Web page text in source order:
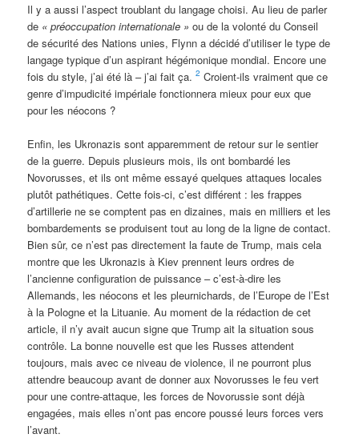
Il y a aussi l’aspect troublant du langage choisi. Au lieu de parler
de « préoccupation internationale » ou de la volonté du Conseil
de sécurité des Nations unies, Flynn a décidé d’utiliser le type de
langage typique d’un aspirant hégémonique mondial. Encore une
fois du style, j’ai été là – j’ai fait ça.2 Croient-ils vraiment que ce
genre d’impudicité impériale fonctionnera mieux pour eux que
pour les néocons ?
Enfin, les Ukronazis sont apparemment de retour sur le sentier
de la guerre. Depuis plusieurs mois, ils ont bombardé les
Novorusses, et ils ont même essayé quelques attaques locales
plutôt pathétiques. Cette fois-ci, c’est différent : les frappes
d’artillerie ne se comptent pas en dizaines, mais en milliers et les
bombardements se produisent tout au long de la ligne de contact.
Bien sûr, ce n’est pas directement la faute de Trump, mais cela
montre que les Ukronazis à Kiev prennent leurs ordres de
l’ancienne configuration de puissance – c’est-à-dire les
Allemands, les néocons et les pleurnichards, de l’Europe de l’Est
à la Pologne et la Lituanie. Au moment de la rédaction de cet
article, il n’y avait aucun signe que Trump ait la situation sous
contrôle. La bonne nouvelle est que les Russes attendent
toujours, mais avec ce niveau de violence, il ne pourront plus
attendre beaucoup avant de donner aux Novorusses le feu vert
pour une contre-attaque, les forces de Novorussie sont déjà
engagées, mais elles n’ont pas encore poussé leurs forces vers
l’avant.